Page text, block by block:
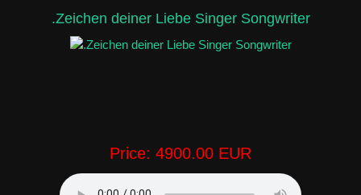
.Zeichen deiner Liebe Singer Songwriter
Price: 4900.00 EUR